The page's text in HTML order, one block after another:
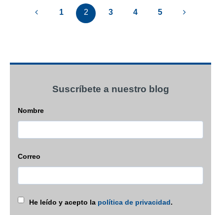
1 2 3 4 5
Suscríbete a nuestro blog
Nombre
Correo
He leído y acepto la política de privacidad.